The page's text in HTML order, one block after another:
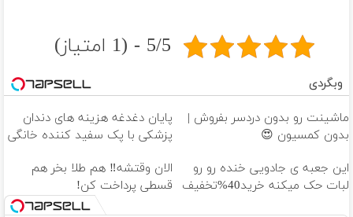
5/5 - (1 امتیاز)
وبگردی
ماشینت رو بدون دردسر بفروش |
بدون کمسیون 😍
پایان دغدغه هزینه های دندان
پزشکی با پک سفید کننده خانگی
این جعبه ی جادویی خنده رو رو
لبات حک میکنه خرید40%تخفیف
الان وقتشه‼️ هم طلا بخر هم
قسطی پرداخت کن!